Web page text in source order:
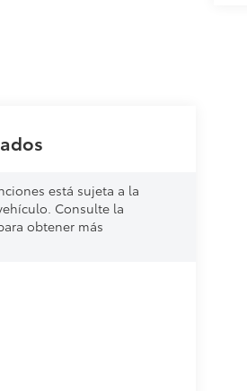
está sujeta a la
Consulte la
obtener más